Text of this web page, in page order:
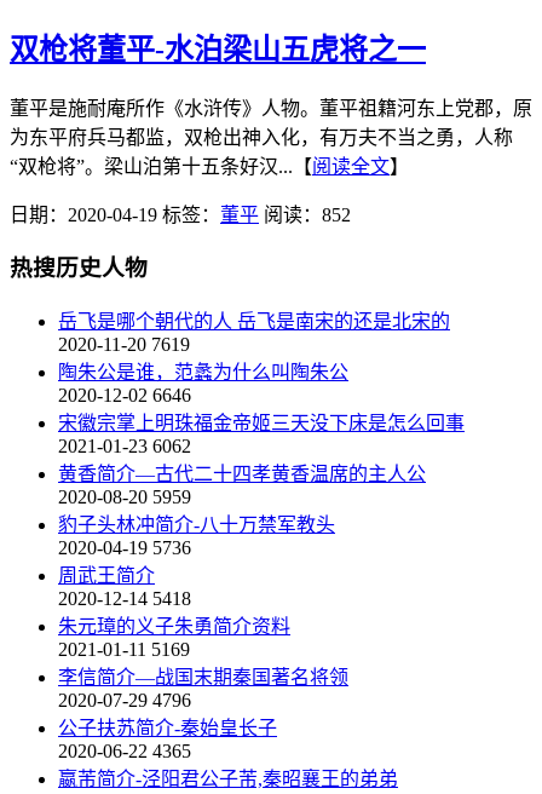
双枪将董平-水泊梁山五虎将之一
董平是施耐庵所作《水浒传》人物。董平祖籍河东上党郡，原
为东平府兵马都监，双枪出神入化，有万夫不当之勇，人称
“双枪将”。梁山泊第十五条好汉...【阅读全文】
日期：2020-04-19 标签： 董平 阅读：852
热搜历史人物
岳飞是哪个朝代的人 岳飞是南宋的还是北宋的
2020-11-20 7619
陶朱公是谁，范蠡为什么叫陶朱公
2020-12-02 6646
宋徽宗掌上明珠福金帝姬三天没下床是怎么回事
2021-01-23 6062
黄香简介—古代二十四孝黄香温席的主人公
2020-08-20 5959
豹子头林冲简介-八十万禁军教头
2020-04-19 5736
周武王简介
2020-12-14 5418
朱元璋的义子朱勇简介资料
2021-01-11 5169
李信简介—战国末期秦国著名将领
2020-07-29 4796
公子扶苏简介-秦始皇长子
2020-06-22 4365
嬴芾简介-泾阳君公子芾,秦昭襄王的弟弟